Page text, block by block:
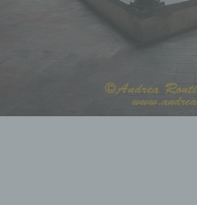
che tali
conservate
attribuiti a una
identificabile.